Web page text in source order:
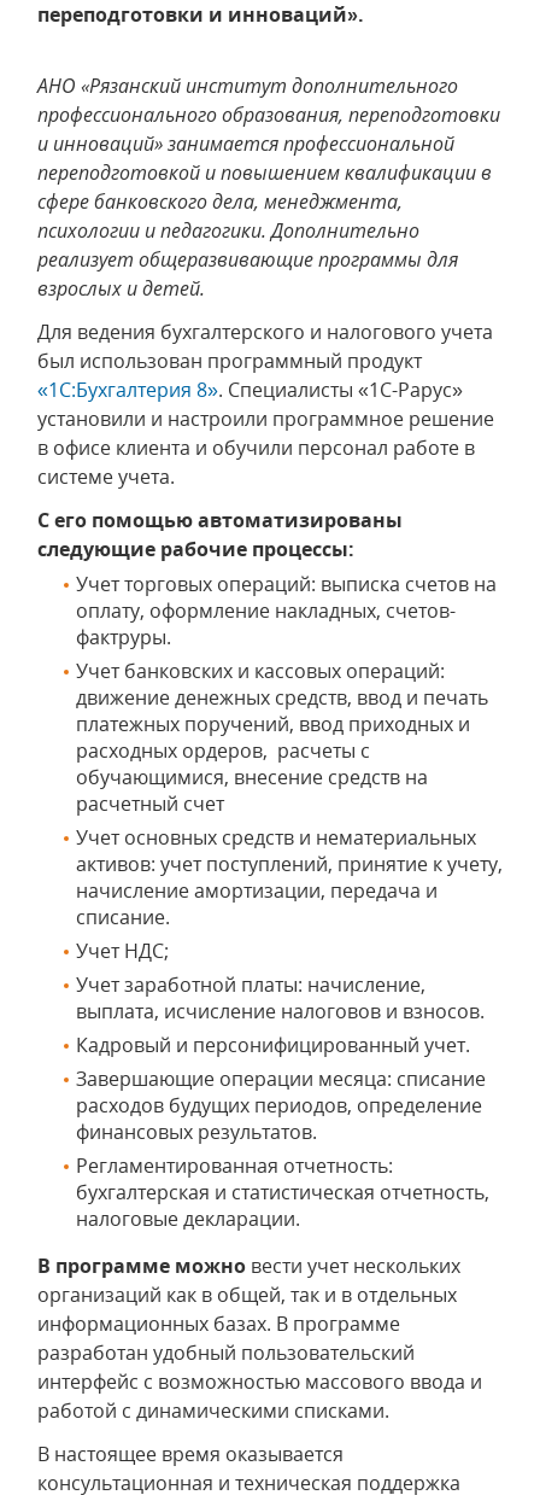
переподготовки и инноваций».
АНО «Рязанский институт дополнительного
профессионального образования, переподготовки
и инноваций» занимается профессиональной
переподготовкой и повышением квалификации в
сфере банковского дела, менеджмента,
психологии и педагогики. Дополнительно
реализует общеразвивающие программы для
взрослых и детей.
Для ведения бухгалтерского и налогового учета
был использован программный продукт
«1С:Бухгалтерия 8». Специалисты «1С-Рарус»
установили и настроили программное решение
в офисе клиента и обучили персонал работе в
системе учета.
С его помощью автоматизированы
следующие рабочие процессы:
Учет торговых операций: выписка счетов на
оплату, оформление накладных, счетов-
фактруры.
Учет банковских и кассовых операций:
движение денежных средств, ввод и печать
платежных поручений, ввод приходных и
расходных ордеров, расчеты с
обучающимися, внесение средств на
расчетный счет
Учет основных средств и нематериальных
активов: учет поступлений, принятие к учету,
начисление амортизации, передача и
списание.
Учет НДС;
Учет заработной платы: начисление,
выплата, исчисление налоговов и взносов.
Кадровый и персонифицированный учет.
Завершающие операции месяца: списание
расходов будущих периодов, определение
финансовых результатов.
Регламентированная отчетность:
бухгалтерская и статистическая отчетность,
налоговые декларации.
В программе можно вести учет нескольких
организаций как в общей, так и в отдельных
информационных базах. В программе
разработан удобный пользовательский
интерфейс с возможностью массового ввода и
работой с динамическими списками.
В настоящее время оказывается
консультационная и техническая поддержка